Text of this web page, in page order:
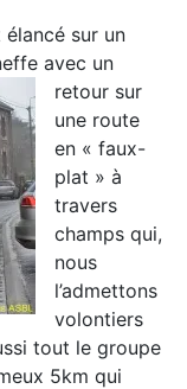
élancé sur un
avec un
retour sur
une route
en « faux-
plat » à
travers
champs qui,
nous
l’admettons
volontiers
tout le groupe
5km qui